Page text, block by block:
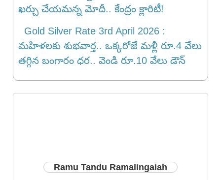
ఖర్చు చేయమన్న మోదీ.. కేంద్రం క్లారిటీ!
Gold Silver Rate 3rd April 2026 :
మహిళలకు శుభవార్త.. ఒక్కరోజే మళ్లీ రూ.4 వేలు
తగ్గిన బంగారం ధర.. వెండి రూ.10 వేలు డౌన్
Ramu Tandu Ramalingaiah